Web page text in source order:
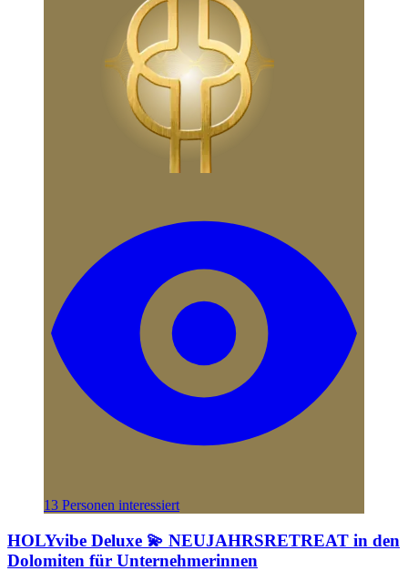
13 Personen interessiert
HOLYvibe Deluxe 💫 NEUJAHRSRETREAT in den
Dolomiten für Unternehmerinnen